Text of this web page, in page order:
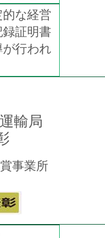
な経営
録証明書
が行われ
輸局
事業所